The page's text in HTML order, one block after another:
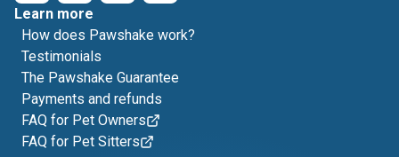
Learn more
How does Pawshake work?
Testimonials
The Pawshake Guarantee
Payments and refunds
FAQ for Pet Owners
FAQ for Pet Sitters